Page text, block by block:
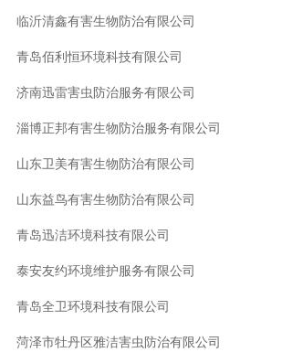
临沂清鑫有害生物防治有限公司
青岛佰利恒环境科技有限公司
济南迅雷害虫防治服务有限公司
淄博正邦有害生物防治服务有限公司
山东卫美有害生物防治有限公司
山东益鸟有害生物防治有限公司
青岛迅洁环境科技有限公司
泰安友约环境维护服务有限公司
青岛全卫环境科技有限公司
菏泽市牡丹区雅洁害虫防治有限公司